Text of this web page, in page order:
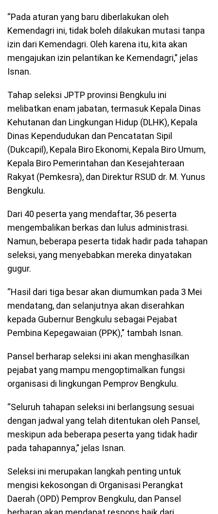
“Pada aturan yang baru diberlakukan oleh
Kemendagri ini, tidak boleh dilakukan mutasi tanpa
izin dari Kemendagri. Oleh karena itu, kita akan
mengajukan izin pelantikan ke Kemendagri,” jelas
Isnan.
Tahap seleksi JPTP provinsi Bengkulu ini
melibatkan enam jabatan, termasuk Kepala Dinas
Kehutanan dan Lingkungan Hidup (DLHK), Kepala
Dinas Kependudukan dan Pencatatan Sipil
(Dukcapil), Kepala Biro Ekonomi, Kepala Biro Umum,
Kepala Biro Pemerintahan dan Kesejahteraan
Rakyat (Pemkesra), dan Direktur RSUD dr. M. Yunus
Bengkulu.
Dari 40 peserta yang mendaftar, 36 peserta
mengembalikan berkas dan lulus administrasi.
Namun, beberapa peserta tidak hadir pada tahapan
seleksi, yang menyebabkan mereka dinyatakan
gugur.
“Hasil dari tiga besar akan diumumkan pada 3 Mei
mendatang, dan selanjutnya akan diserahkan
kepada Gubernur Bengkulu sebagai Pejabat
Pembina Kepegawaian (PPK),” tambah Isnan.
Pansel berharap seleksi ini akan menghasilkan
pejabat yang mampu mengoptimalkan fungsi
organisasi di lingkungan Pemprov Bengkulu.
“Seluruh tahapan seleksi ini berlangsung sesuai
dengan jadwal yang telah ditentukan oleh Pansel,
meskipun ada beberapa peserta yang tidak hadir
pada tahapannya,” jelas Isnan.
Seleksi ini merupakan langkah penting untuk
mengisi kekosongan di Organisasi Perangkat
Daerah (OPD) Pemprov Bengkulu, dan Pansel